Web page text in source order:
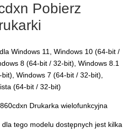
Pobierz
Windows 11, Windows 10 (64-bit /
8 (64-bit / 32-bit), Windows 8.1
Windows 7 (64-bit / 32-bit),
(64-bit / 32-bit)
Drukarka wielofunkcyjna
tego modelu dostępnych jest kilka